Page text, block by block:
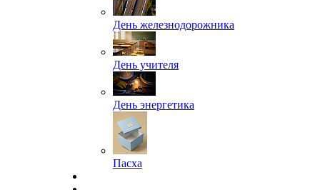
День железнодорожника
День учителя
День энергетика
Пасха